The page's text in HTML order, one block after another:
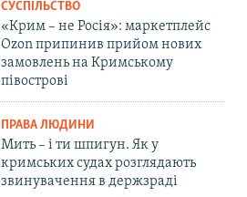
СУСПІЛЬСТВО
«Крим – не Росія»: маркетплейс
Ozon припинив прийом нових
замовлень на Кримському
півострові
ПРАВА ЛЮДИНИ
Мить – і ти шпигун. Як у
кримських судах розглядають
звинувачення в держзраді